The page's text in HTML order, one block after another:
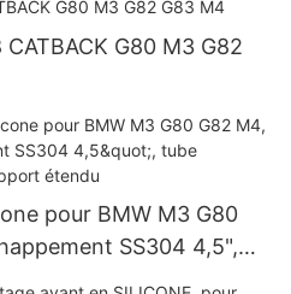
G80 M3 G82
pour BMW M3 G80
SS304 4,5",
avec support étendu